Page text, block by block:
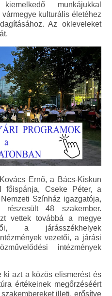
munkájukkal
kulturális életéhez
Az okleveleket
Ernő, a Bács-Kiskun
főispánja, Cseke Péter, a
Színház igazgatója,
részesült 48 szakember.
vettek továbbá a megye
a járásszékhelyek
vezetői, a járási
intézmények
ki azt a közös elismerést és
értékeinek megőrzéséért
illeti, erősítve